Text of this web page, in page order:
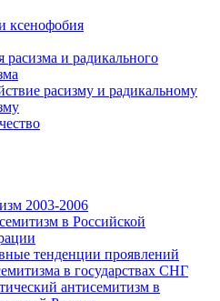
ксенофобия
расизма и радикального
расизму и радикальному
2003-2006
в Российской
тенденции проявлений
в государствах СНГ
антисемитизм в